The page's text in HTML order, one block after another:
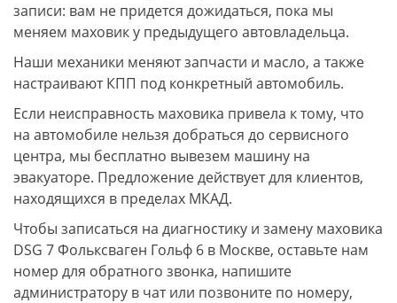
записи: вам не придется дожидаться, пока мы
меняем маховик у предыдущего автовладельца.
Наши механики меняют запчасти и масло, а также
настраивают КПП под конкретный автомобиль.
Если неисправность маховика привела к тому, что
на автомобиле нельзя добраться до сервисного
центра, мы бесплатно вывезем машину на
эвакуаторе. Предложение действует для клиентов,
находящихся в пределах МКАД.
Чтобы записаться на диагностику и замену маховика
DSG 7 Фольксваген Гольф 6 в Москве, оставьте нам
номер для обратного звонка, напишите
администратору в чат или позвоните по номеру,